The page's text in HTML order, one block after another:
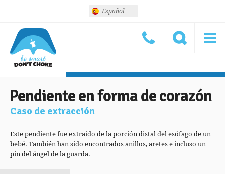
Español
Pendiente en forma de corazón
Caso de extracción
Este pendiente fue extraído de la porción distal del esófago de un
bebé. También han sido encontrados anillos, aretes e incluso un
pin del ángel de la guarda.